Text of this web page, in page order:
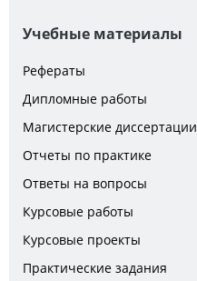
Учебные материалы
Рефераты
Дипломные работы
Магистерские диссертации
Отчеты по практике
Ответы на вопросы
Курсовые работы
Курсовые проекты
Практические задания